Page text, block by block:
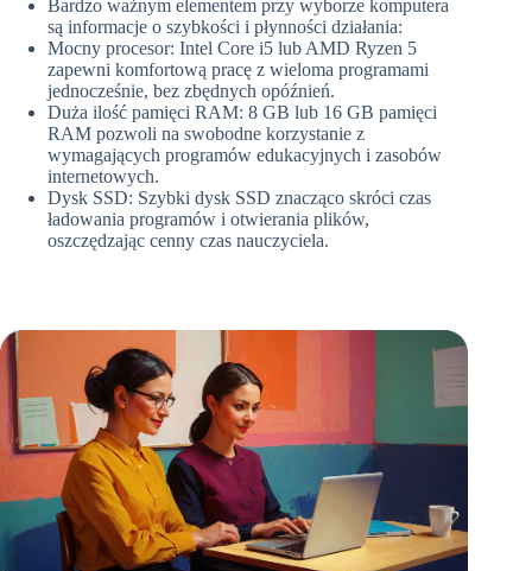
Bardzo ważnym elementem przy wyborze komputera
są informacje o szybkości i płynności działania:
Mocny procesor: Intel Core i5 lub AMD Ryzen 5
zapewni komfortową pracę z wieloma programami
jednocześnie, bez zbędnych opóźnień.
Duża ilość pamięci RAM: 8 GB lub 16 GB pamięci
RAM pozwoli na swobodne korzystanie z
wymagających programów edukacyjnych i zasobów
internetowych.
Dysk SSD: Szybki dysk SSD znacząco skróci czas
ładowania programów i otwierania plików,
oszczędzając cenny czas nauczyciela.